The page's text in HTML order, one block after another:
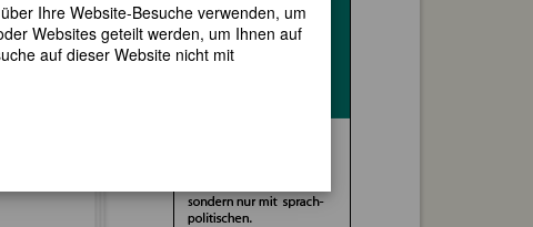
Ihre Website-Besuche verwenden, um
Websites geteilt werden, um Ihnen auf
auf dieser Website nicht mit